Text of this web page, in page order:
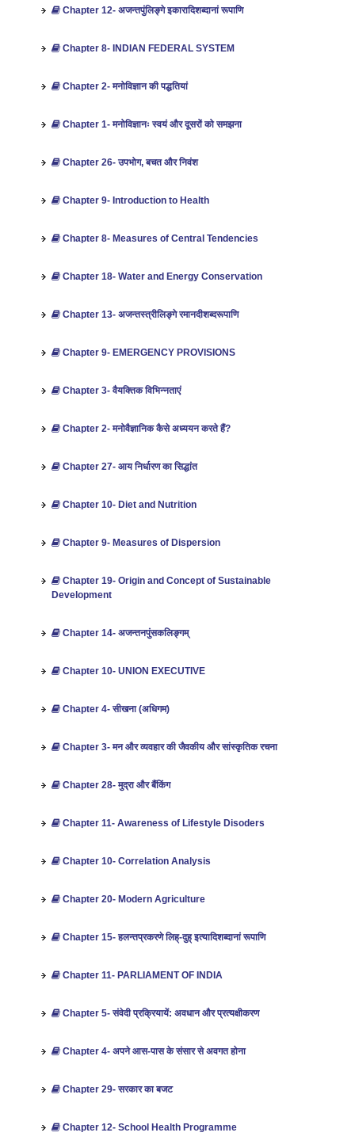
Chapter 12- अजन्तपुंलिङ्गे इकारादिशब्दानां रूपाणि
Chapter 8- INDIAN FEDERAL SYSTEM
Chapter 2- मनोविज्ञान की पद्धतियां
Chapter 1- मनोविज्ञानः स्वयं और दूसरों को समझना
Chapter 26- उपभोग, बचत और निवंश
Chapter 9- Introduction to Health
Chapter 8- Measures of Central Tendencies
Chapter 18- Water and Energy Conservation
Chapter 13- अजन्तस्त्रीलिङ्गे रमानदीशब्दरूपाणि
Chapter 9- EMERGENCY PROVISIONS
Chapter 3- वैयक्तिक विभिन्नताएं
Chapter 2- मनोवैज्ञानिक कैसे अध्ययन करते हैं?
Chapter 27- आय निर्धारण का सिद्धांत
Chapter 10- Diet and Nutrition
Chapter 9- Measures of Dispersion
Chapter 19- Origin and Concept of Sustainable
Development
Chapter 14- अजन्तनपुंसकलिङ्गम्
Chapter 10- UNION EXECUTIVE
Chapter 4- सीखना (अधिगम)
Chapter 3- मन और व्यवहार की जैवकीय और सांस्कृतिक रचना
Chapter 28- मुद्रा और बैंकिंग
Chapter 11- Awareness of Lifestyle Disoders
Chapter 10- Correlation Analysis
Chapter 20- Modern Agriculture
Chapter 15- हलन्तप्रकरणे लिह्-दुह् इत्यादिशब्दानां रूपाणि
Chapter 11- PARLIAMENT OF INDIA
Chapter 5- संवेदी प्रक्रियायें: अवधान और प्रत्यक्षीकरण
Chapter 4- अपने आस-पास के संसार से अवगत होना
Chapter 29- सरकार का बजट
Chapter 12- School Health Programme